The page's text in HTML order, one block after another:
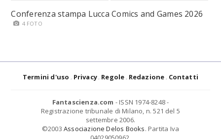
Conferenza stampa Lucca Comics and Games 2026
4 FOTO
Termini d'uso Privacy Regole Redazione Contatti
Fantascienza.com - ISSN 1974-8248 -
Registrazione tribunale di Milano, n. 521 del 5
settembre 2006.
©2003 Associazione Delos Books. Partita Iva